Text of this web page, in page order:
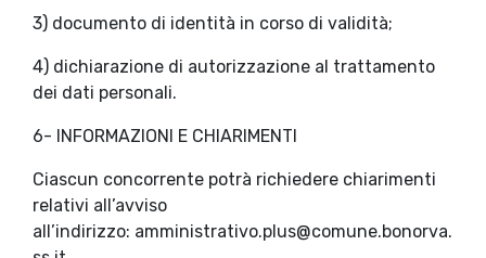
3) documento di identità in corso di validità;
4) dichiarazione di autorizzazione al trattamento
dei dati personali.
6- INFORMAZIONI E CHIARIMENTI
Ciascun concorrente potrà richiedere chiarimenti
relativi all’avviso
all’indirizzo: amministrativo.plus@comune.bonorva.